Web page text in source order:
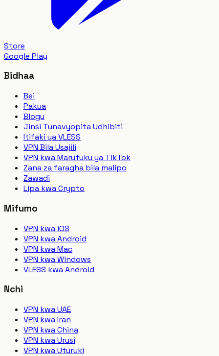
Store
Google Play
Bidhaa
Bei
Pakua
Blogu
Jinsi Tunavyopita Udhibiti
Itifaki ya VLESS
VPN Bila Usajili
VPN kwa Marufuku ya TikTok
Zana za faragha bila malipo
Zawadi
Lipa kwa Crypto
Mifumo
VPN kwa iOS
VPN kwa Android
VPN kwa Mac
VPN kwa Windows
VLESS kwa Android
Nchi
VPN kwa UAE
VPN kwa Iran
VPN kwa China
VPN kwa Urusi
VPN kwa Uturuki